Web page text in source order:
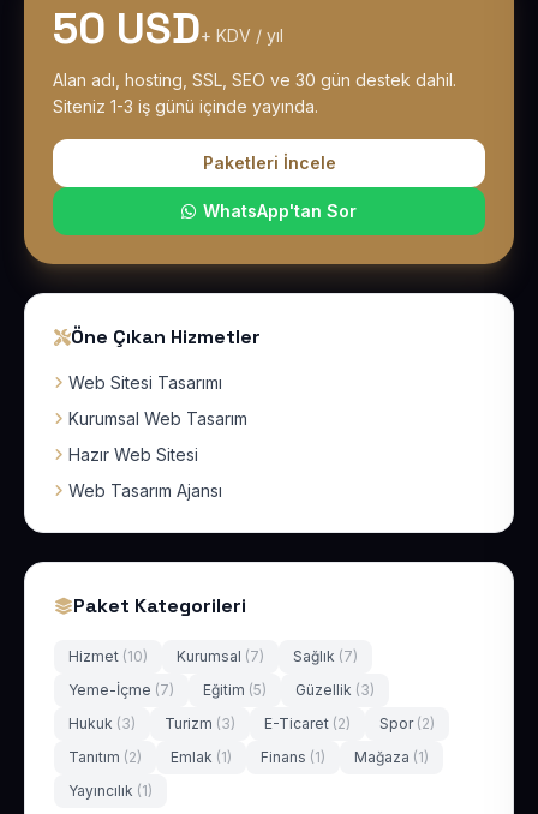
50 USD+ KDV / yıl
Alan adı, hosting, SSL, SEO ve 30 gün destek dahil.
Siteniz 1-3 iş günü içinde yayında.
Paketleri İncele
WhatsApp'tan Sor
Öne Çıkan Hizmetler
Web Sitesi Tasarımı
Kurumsal Web Tasarım
Hazır Web Sitesi
Web Tasarım Ajansı
Paket Kategorileri
Hizmet (10) Kurumsal (7) Sağlık (7)
Yeme-İçme (7) Eğitim (5) Güzellik (3)
Hukuk (3) Turizm (3) E-Ticaret (2) Spor (2)
Tanıtım (2) Emlak (1) Finans (1) Mağaza (1)
Yayıncılık (1)